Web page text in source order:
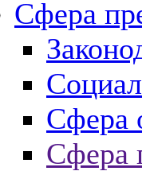
Сфера
Сфера
Сфера